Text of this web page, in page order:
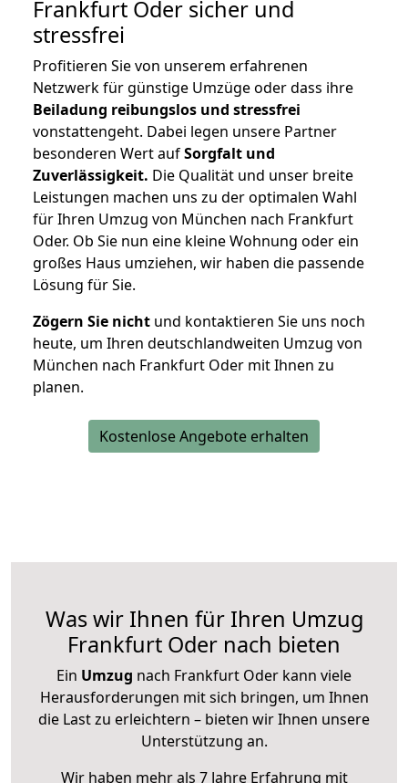
Frankfurt Oder sicher und
stressfrei
Profitieren Sie von unserem erfahrenen
Netzwerk für günstige Umzüge oder dass ihre
Beiladung reibungslos und stressfrei
vonstattengeht. Dabei legen unsere Partner
besonderen Wert aufSorgfalt und
Zuverlässigkeit. Die Qualität und unser breite
Leistungen machen uns zu der optimalen Wahl
für Ihren Umzug von München nach Frankfurt
Oder. Ob Sie nun eine kleine Wohnung oder ein
großes Haus umziehen, wir haben die passende
Lösung für Sie.
Zögern Sie nicht und kontaktieren Sie uns noch
heute, um Ihren deutschlandweiten Umzug von
München nach Frankfurt Oder mit Ihnen zu
planen.
Kostenlose Angebote erhalten
Was wir Ihnen für Ihren Umzug
Frankfurt Oder nach bieten
Ein Umzug nach Frankfurt Oder kann viele
Herausforderungen mit sich bringen, um Ihnen
die Last zu erleichtern – bieten wir Ihnen unsere
Unterstützung an.
Wir haben mehr als 7 Jahre Erfahrung mit